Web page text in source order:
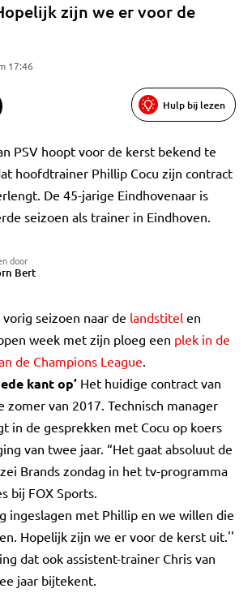
zijn we er voor de
17:46
Hulp bij lezen
PSV hoopt voor de kerst bekend te
hoofdtrainer Phillip Cocu zijn contract
De 45-jarige Eindhovenaar is
seizoen als trainer in Eindhoven.
door
Bert
vorig seizoen naar de landstitel en
week met zijn ploeg een plek in de
de Champions League.
kant op’ Het huidige contract van
zomer van 2017. Technisch manager
in de gesprekken met Cocu op koers
van twee jaar. “Het gaat absoluut de
Brands zondag in het tv-programma
bij FOX Sports.
ingeslagen met Phillip en we willen die
Hopelijk zijn we er voor de kerst uit.''
dat ook assistent-trainer Chris van
jaar bijtekent.